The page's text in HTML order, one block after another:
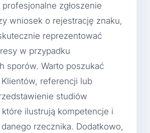
zgłoszenie
wniosek o rejestrację znaku,
reprezentować
w przypadku
sporów. Warto poszukać
referencji lub
studiów
ilustrują kompetencje i
rzecznika. Dodatkowo,